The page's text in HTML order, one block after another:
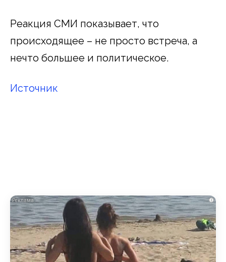
Реакция СМИ показывает, что
происходящее – не просто встреча, а
нечто большее и политическое.
Источник
i